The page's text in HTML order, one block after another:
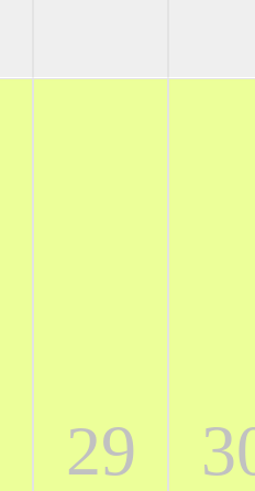
29